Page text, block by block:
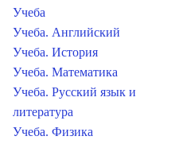
Учеба
Учеба. Английский
Учеба. История
Учеба. Математика
Учеба. Русский язык и
литература
Учеба. Физика